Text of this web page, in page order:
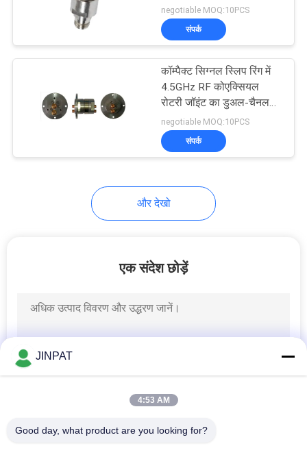
रिंग
negotiable MOQ:10PCS
संपर्क
कॉम्पैक्ट सिग्नल स्लिप रिंग में
4.5GHz RF कोएक्सियल
रोटरी जॉइंट का डुअल-चैनल
स्लिप रिंग
negotiable MOQ:10PCS
संपर्क
और देखो
एक संदेश छोड़ें
JINPAT
4:53 AM
Good day, what product are you looking for?